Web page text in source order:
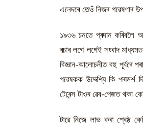
এনেদৰে তেওঁ নিজৰ গৱেষণাৰ
১৯৩৬ চনতে প্ৰদান কৰিবলৈ
ৰচাৰ লগে লগেই সংবাদ
বিজ্ঞান-আলোচনীত বহু পূৰ্বৰে
গৱেষকক উদ্দেশ্যি কি পৰামৰ্শ
টেৰেন্স টাওৰ ৱেব-পেজত থকা
টাৱে নিজে লাভ কৰা শ্ৰেষ্ঠ